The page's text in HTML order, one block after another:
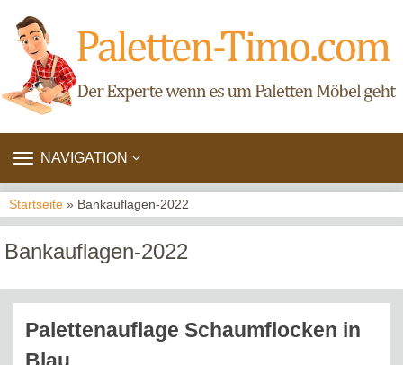
TOGGLE
NAVIGATION
Startseite » Bankauflagen-2022
Bankauflagen-2022
Palettenauflage Schaumflocken in